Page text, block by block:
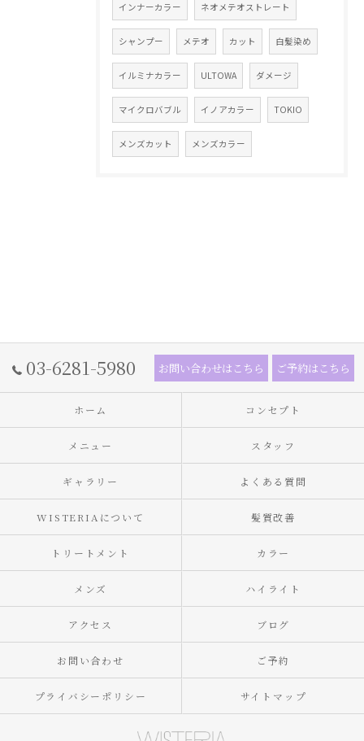
インナーカラー ネオメテオストレート
シャンプー メテオ カット 白髪染め
イルミナカラー ULTOWA ダメージ
マイクロバブル イノアカラー TOKIO
メンズカット メンズカラー
03-6281-5980 お問い合わせはこちら ご予約はこちら
ホーム コンセプト
メニュー スタッフ
ギャラリー よくある質問
WISTERIAについて 髪質改善
トリートメント カラー
メンズ ハイライト
アクセス ブログ
お問い合わせ ご予約
プライバシーポリシー サイトマップ